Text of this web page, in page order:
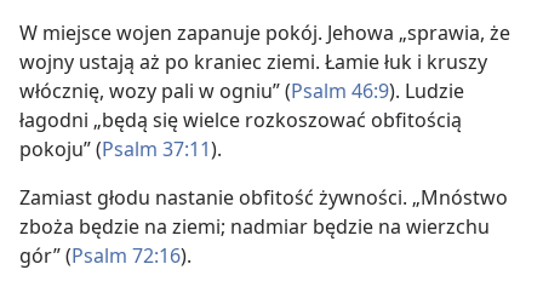
W miejsce wojen zapanuje pokój. Jehowa „sprawia, że
wojny ustają aż po kraniec ziemi. Łamie łuk i kruszy
włócznię, wozy pali w ogniu” (Psalm 46:9). Ludzie
łagodni „będą się wielce rozkoszować obfitością
pokoju” (Psalm 37:11).
Zamiast głodu nastanie obfitość żywności. „Mnóstwo
zboża będzie na ziemi; nadmiar będzie na wierzchu
gór” (Psalm 72:16).